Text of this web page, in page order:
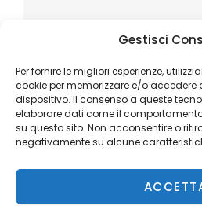
Gestisci
Per fornire le migliori esperienze,
cookie per memorizzare e/o accedere
dispositivo. Il consenso a queste
elaborare dati come il
su questo sito. Non acconsentire o
negativamente su alcune